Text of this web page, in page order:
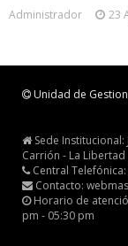
Administrador 23
Unidad de
Sede Institucional:
Carrión - La Libertad
Central
Contacto:
Horario de
pm - 05:30 pm